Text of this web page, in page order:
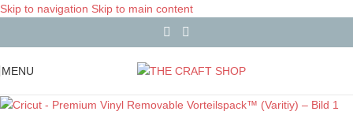
Skip to navigation Skip to main content
MENU